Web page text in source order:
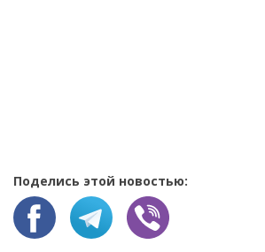
Поделись этой новостью: